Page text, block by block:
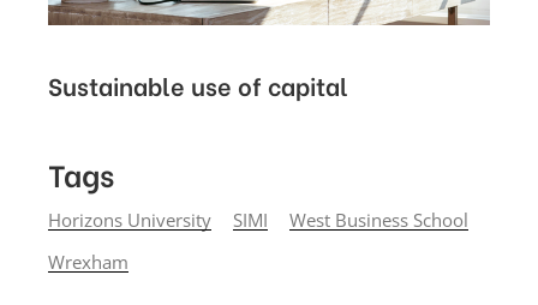
Sustainable use of capital
Tags
Horizons University SIMI
West Business School
Wrexham